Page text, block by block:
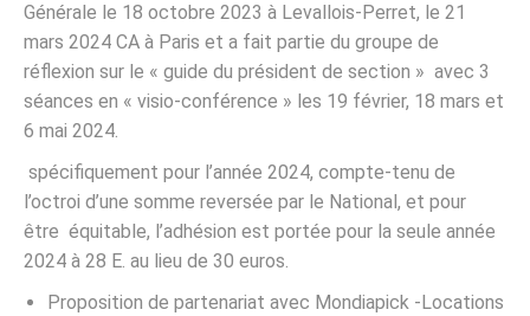
Générale le 18 octobre 2023 à Levallois-Perret, le 21
mars 2024 CA à Paris et a fait partie du groupe de
réflexion sur le « guide du président de section » avec 3
séances en « visio-conférence » les 19 février, 18 mars et
6 mai 2024.
spécifiquement pour l’année 2024, compte-tenu de
l’octroi d’une somme reversée par le National, et pour
être équitable, l’adhésion est portée pour la seule année
2024 à 28 E. au lieu de 30 euros.
Proposition de partenariat avec Mondiapick -Locations